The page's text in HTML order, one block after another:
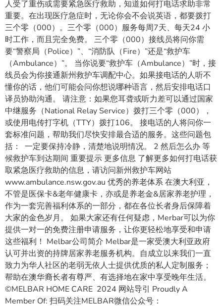
人受了重伤或需要紧急医疗救助，知道如何打电话求助非常
重要。在出现医疗急症时，无论你会不会说英语，都要拨打
三个零（000）。三个零（000）服务每周7天、每天24 小
时工作，而且完全免费。 三个零（000）接线员将问你需
要“警察局（Police）”、“消防队（Fire）”还是“救护车
（Ambulance）”。 当你说要“救护车（Ambulance）”时，接
线员会为你接通新州救护车调配中心。如果接电话的人听不
懂你的话，他们可能会问你想说哪种语言，然后安排电话口
译员协助沟通。 请注意：如果您耳聋或听力差可以通过国家
中继服务（National Relay Service）拨打三个零（000），
或使用电传打字机（TTY）拨打106。 接电话的人将问你一
套标准问题，帮助我们尽快安排最合适的服务。这些问题包
括： 一定要保持冷静，清楚地说明情况。 2 然后怎么办 等
候救护车到达期间 重要提示 更多信息 了解更多如何打电话获
取紧急医疗救助的信息，请访问新州救护车网站
www.ambulance.nsw.gov.au 优秀的养老体系 在澳大利亚，
不管是医保卡&老年健康卡，亦或是养老金&居家养老护理，
作为一套完善福利体系的一部分，都在各位长者身后保障着
大家的金色岁月。 如果大家还有任何疑虑，Merbar可以为你
提供一对一的免费注册申请服务，让你更轻松地享受和申请
这些福利！ Melbar公司简介 Melbar是一家受澳大利亚政府
认可并出资的持牌居家养老服务机构。自成立以来我们一直
致力为华人社区的老弱无依人士提供优质的私人定制服务；
帮助在澳华裔长者有尊严、有选择地在家中享受晚年生活。
©MELBAR HOME CARE 2024 网站导引 Proudly A
Member Of: 扫码关注MELBAR微信公众号：